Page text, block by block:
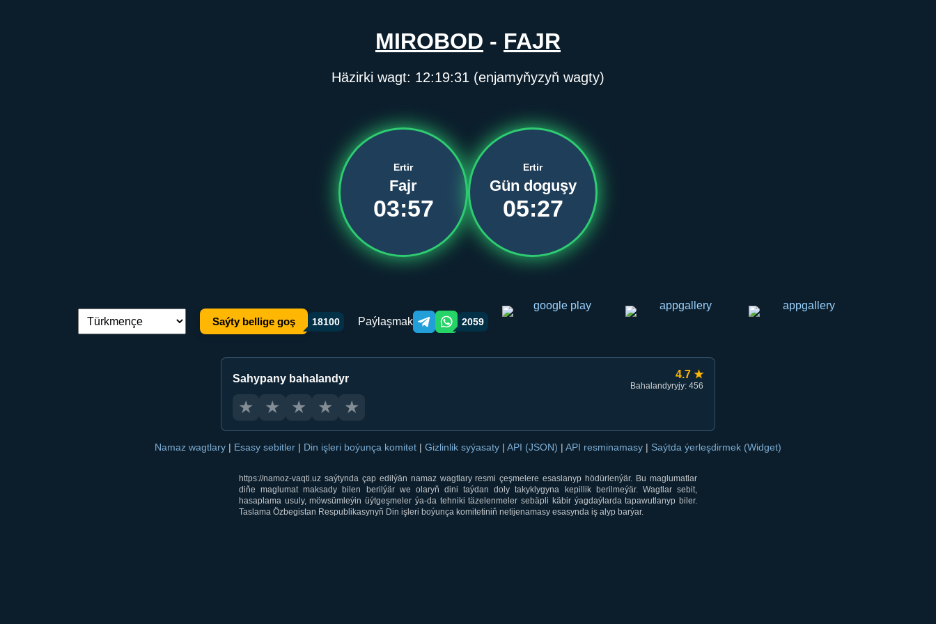
MIROBOD - FAJR
Häzirki wagt: 12:19:31 (enjamyňyzyň wagty)
Ertir
Fajr
03:57
Ertir
Gün doguşy
05:27
Dil çalşyryş: Saýty bellige goş 18100 Paýlaşmak Telegram orqali ulashish
WhatsApp orqali ulashish
2059
Sahypany bahalandyr 4.7 ★
Bahalandyryjy: 456
★ ★ ★ ★ ★
Namaz wagtlary | Esasy sebitler | Din işleri boýunça komitet | Gizlinlik syýasaty | API (JSON) | API resminamasy | Saýtda ýerleşdirmek (Widget)
https://namoz-vaqti.uz saýtynda çap edilýän namaz wagtlary resmi çeşmelere esaslanyp hödürlenýär. Bu maglumatlar
diňe maglumat maksady bilen berilýär we olaryň dini taýdan doly takyklygyna kepillik berilmeýär. Wagtlar sebit,
hasaplama usuly, möwsümleýin üýtgeşmeler ýa-da tehniki täzelenmeler sebäpli käbir ýagdaýlarda tapawutlanyp biler.
Taslama Özbegistan Respublikasynyň Din işleri boýunça komitetiniň netijenamasy esasynda iş alyp barýar.